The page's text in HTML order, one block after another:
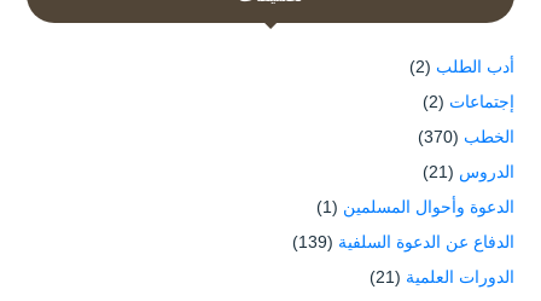
أدب الطلب (2)
إجتماعات (2)
الخطب (370)
الدروس (21)
الدعوة وأحوال المسلمين (1)
الدفاع عن الدعوة السلفية (139)
الدورات العلمية (21)